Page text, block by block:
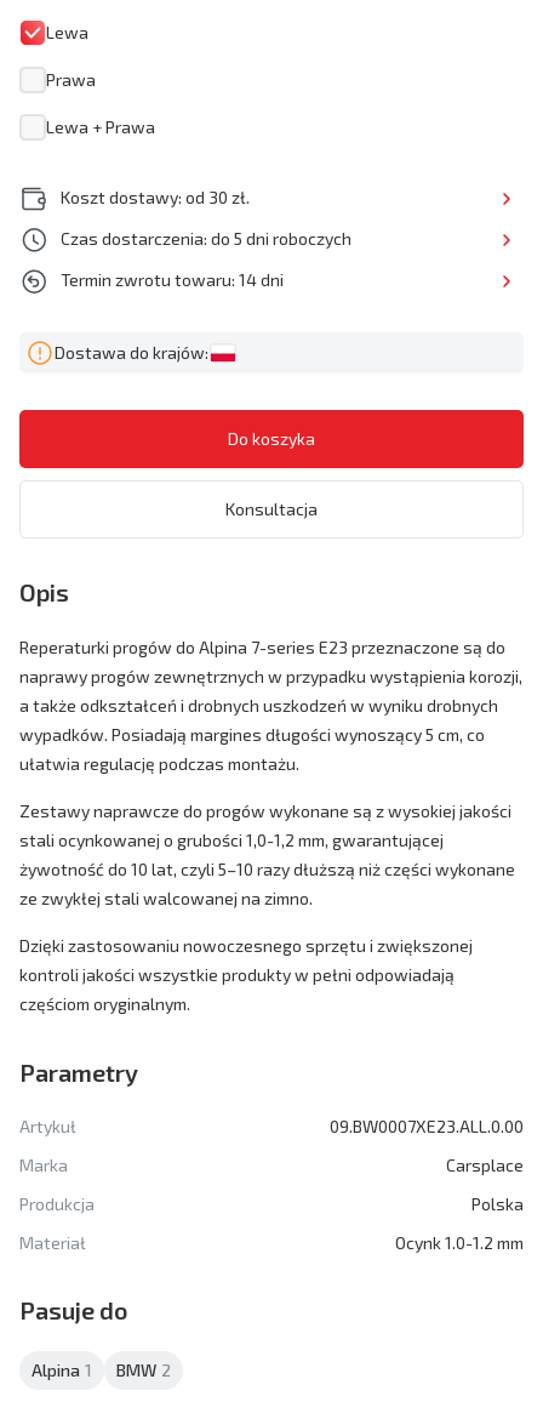
Lewa
Prawa
Lewa + Prawa
Koszt dostawy: od 30 zł.
Czas dostarczenia: do 5 dni roboczych
Termin zwrotu towaru: 14 dni
Dostawa do krajów:
Konsultacja
Opis
Reperaturki progów do Alpina 7-series E23 przeznaczone są do
naprawy progów zewnętrznych w przypadku wystąpienia korozji,
a także odkształceń i drobnych uszkodzeń w wyniku drobnych
wypadków. Posiadają margines długości wynoszący 5 cm, co
ułatwia regulację podczas montażu.
Zestawy naprawcze do progów wykonane są z wysokiej jakości
stali ocynkowanej o grubości 1,0-1,2 mm, gwarantującej
żywotność do 10 lat, czyli 5–10 razy dłuższą niż części wykonane
ze zwykłej stali walcowanej na zimno.
Dzięki zastosowaniu nowoczesnego sprzętu i zwiększonej
kontroli jakości wszystkie produkty w pełni odpowiadają
częściom oryginalnym.
Parametry
Artykuł
09.BW0007XE23.ALL.0.00
Marka
Carsplace
Produkcja
Polska
Materiał
Ocynk 1.0-1.2 mm
Pasuje do
Alpina 1 BMW 2